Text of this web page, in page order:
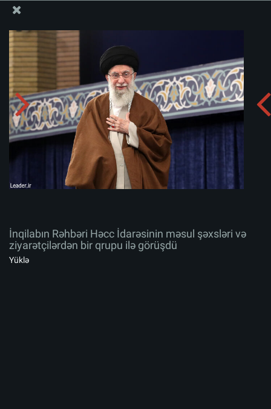
İnqilabın Rəhbəri Həcc İdarəsinin məsul şəxsləri və
ziyarətçilərdən bir qrupu ilə görüşdü
Albomu yüklə:
İnqilabın Rəhbəri Həcc İdarəsinin məsul şəxsləri və
ziyarətçilərdən bir qrupu ilə görüşdü
Yüklə